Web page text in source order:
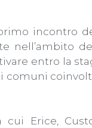
incontro
nell’ambito
entro la
Erice,